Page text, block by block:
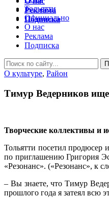
Тольятти
Официально
О нас
Реклама
Подписка
О культуре, Район
Тимур Ведерников
Творческие коллективы и
Тольятти посетил продюсер
по приглашению Григория
«Резонанс». («Резонанс», к
– Вы знаете, что Тимур
прошлого года я затеял всю
Реклама
Подписка